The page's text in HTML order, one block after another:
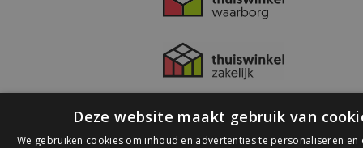
Deze website maakt gebruik van
We gebruiken cookies om inhoud en advertenties te personaliseren en